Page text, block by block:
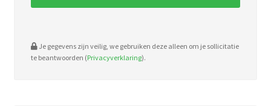
Je gegevens zijn veilig, we gebruiken deze alleen om je sollicitatie
te beantwoorden (Privacyverklaring).